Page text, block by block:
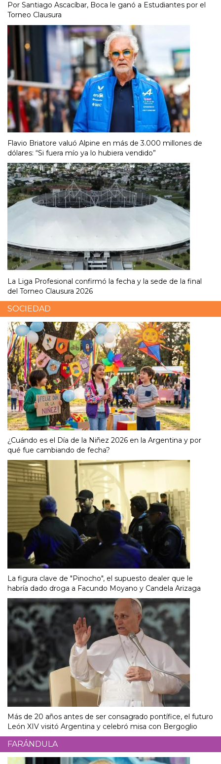
Por Santiago Ascacíbar, Boca le ganó a Estudiantes por el
Torneo Clausura
Flavio Briatore valuó Alpine en más de 3.000 millones de
dólares: “Si fuera mío ya lo hubiera vendido”
La Liga Profesional confirmó la fecha y la sede de la final
del Torneo Clausura 2026
SOCIEDAD
¿Cuándo es el Día de la Niñez 2026 en la Argentina y por
qué fue cambiando de fecha?
La figura clave de "Pinocho", el supuesto dealer que le
habría dado droga a Facundo Moyano y Candela Arizaga
Más de 20 años antes de ser consagrado pontífice, el futuro
León XIV visitó Argentina y celebró misa con Bergoglio
FARÁNDULA